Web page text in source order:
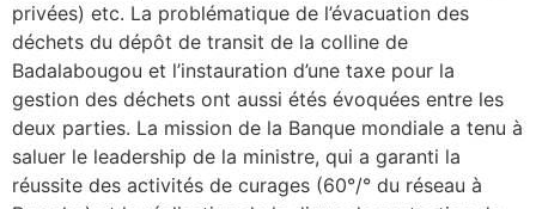
privées) etc. La problématique de l’évacuation des
déchets du dépôt de transit de la colline de
Badalabougou et l’instauration d’une taxe pour la
gestion des déchets ont aussi étés évoquées entre les
deux parties. La mission de la Banque mondiale a tenu à
saluer le leadership de la ministre, qui a garanti la
réussite des activités de curages (60°/° du réseau à